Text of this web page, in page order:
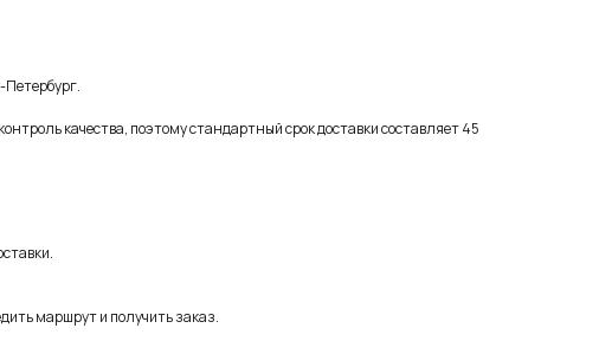
Петербург.
качества, поэтому стандартный срок доставки составляет 45
маршрут и получить заказ.